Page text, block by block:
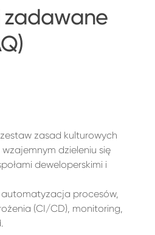
zadawane
zasad kulturowych
dzieleniu się
deweloperskimi i
procesów,
(CI/CD), monitoring,